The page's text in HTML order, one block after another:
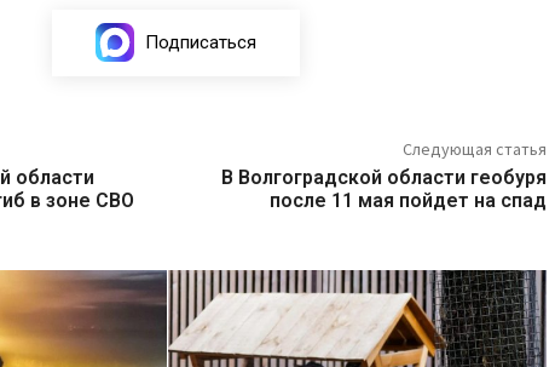
Подписаться
области
в зоне СВО
Следующая статья
В Волгоградской области геобуря
после 11 мая пойдет на спад